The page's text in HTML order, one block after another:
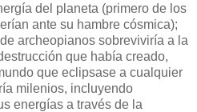
del planeta (primero de los
ante su hambre cósmica);
archeopianos sobreviviría a la
que había creado,
que eclipsase a cualquier
milenios, incluyendo
energías a través de la